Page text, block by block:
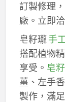
訂製修理
廠。立即
皂籽瓏手
搭配植物
享受。 皂
薑、左手
製作，滿